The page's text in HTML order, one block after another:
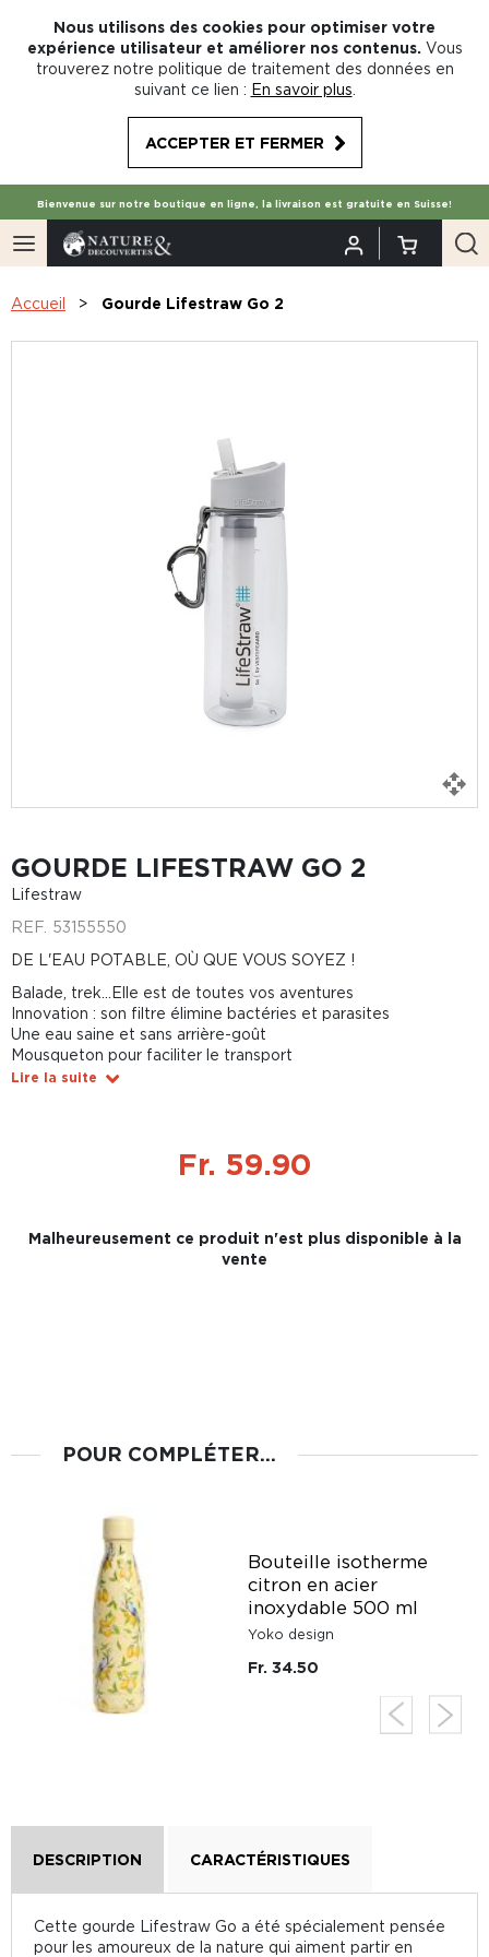
Nous utilisons des cookies pour optimiser votre
expérience utilisateur et améliorer nos contenus. Vous
trouverez notre politique de traitement des données en
suivant ce lien : En savoir plus
ACCEPTER ET FERMER
Bienvenue sur notre boutique en ligne, la livraison est gratuite en Suisse!
Accueil Gourde Lifestraw Go 2
GOURDE LIFESTRAW GO 2
Lifestraw
REF. 53155550
DE L'EAU POTABLE, OÙ QUE VOUS SOYEZ !
Balade, trek...Elle est de toutes vos aventures
Innovation : son filtre élimine bactéries et parasites
Une eau saine et sans arrière-goût
Mousqueton pour faciliter le transport
Lire la suite
Fr. 59.90
Malheureusement ce produit n'est plus disponible à la
vente
POUR COMPLÉTER...
Bouteille isotherme
citron en acier
inoxydable 500 ml
Yoko design
Fr. 34.50
DESCRIPTION CARACTÉRISTIQUES
Cette gourde Lifestraw Go a été spécialement pensée
pour les amoureux de la nature qui aiment partir en